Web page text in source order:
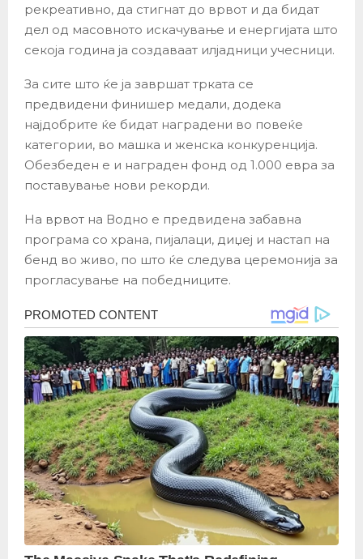
рекреативно, да стигнат до врвот и да бидат
дел од масовното искачување и енергијата што
секоја година ја создаваат илјадници учесници.
За сите што ќе ја завршат трката се
предвидени финишер медали, додека
најдобрите ќе бидат наградени во повеќе
категории, во машка и женска конкуренција.
Обезбеден е и награден фонд од 1.000 евра за
поставување нови рекорди.
На врвот на Водно е предвидена забавна
програма со храна, пијалаци, диџеј и настап на
бенд во живо, по што ќе следува церемонија за
прогласување на победниците.